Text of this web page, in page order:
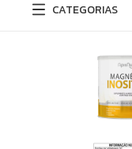
CATEGORIAS